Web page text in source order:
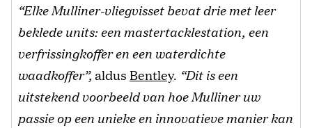
“Elke Mulliner-vliegvisset bevat drie met leer
beklede units: een mastertacklestation, een
verfrissingkoffer en een waterdichte
waadkoffer”,aldus Bentley. “Dit is een
uitstekend voorbeeld van hoe Mulliner uw
passie op een unieke en innovatieve manier kan